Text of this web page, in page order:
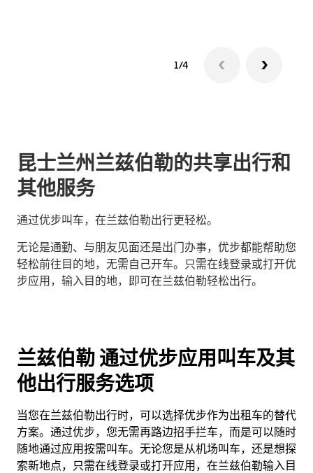
1/4
昆士兰州兰兹伯勒的共享出行和
其他服务
通过优步叫车，在兰兹伯勒出行更轻松。
无论是通勤、与朋友见面还是出门办事，优步都能帮助您
轻松前往目的地，无需自己开车。只需在线登录或打开优
步应用，输入目的地，即可在兰兹伯勒轻松出行。
兰兹伯勒 通过优步应用叫车及其
他出行服务选项
当您在兰兹伯勒出行时，可以选择优步作为出租车的替代
方案。通过优步，您无需再路边招手拦车，而是可以随时
随地通过应用按需叫车。无论您是从机场叫车，还是想探
索新地点，只需在线登录或打开应用，在兰兹伯勒输入目